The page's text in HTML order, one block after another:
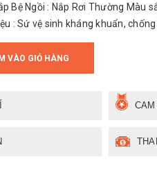
Bệ Ngồi : Nắp Rơi Thường Màu
: Sứ vệ sinh kháng khuẩn, chống
VÀO GIỎ HÀNG